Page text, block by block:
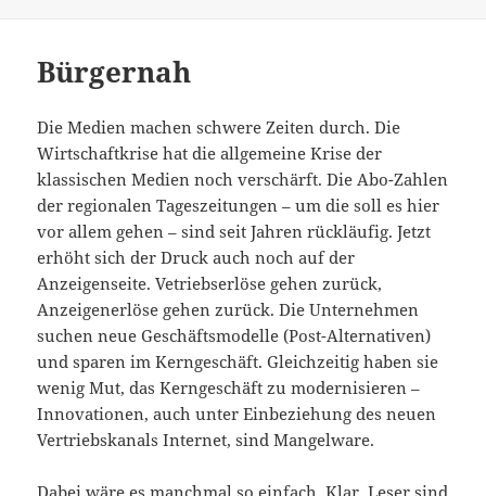
Bürgernah
Die Medien machen schwere Zeiten durch. Die
Wirtschaftkrise hat die allgemeine Krise der
klassischen Medien noch verschärft. Die Abo-Zahlen
der regionalen Tageszeitungen – um die soll es hier
vor allem gehen – sind seit Jahren rückläufig. Jetzt
erhöht sich der Druck auch noch auf der
Anzeigenseite. Vetriebserlöse gehen zurück,
Anzeigenerlöse gehen zurück. Die Unternehmen
suchen neue Geschäftsmodelle (Post-Alternativen)
und sparen im Kerngeschäft. Gleichzeitig haben sie
wenig Mut, das Kerngeschäft zu modernisieren –
Innovationen, auch unter Einbeziehung des neuen
Vertriebskanals Internet, sind Mangelware.
Dabei wäre es manchmal so einfach. Klar, Leser sind